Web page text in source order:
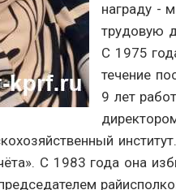
награду -
трудовую
С 1975
течение
9 лет
С 1983 года она